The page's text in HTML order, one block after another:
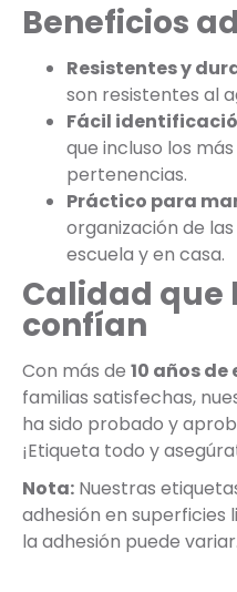
Beneficios
Resistentes y
son resistentes al
Fácil
que incluso los
pertenencias.
Práctico para
organización de
escuela y en casa.
Calidad que
confían
Con más de 10 años
familias satisfechas,
ha sido probado y
¡Etiqueta todo y
Nota: Nuestras
adhesión en superficies
la adhesión puede variar.